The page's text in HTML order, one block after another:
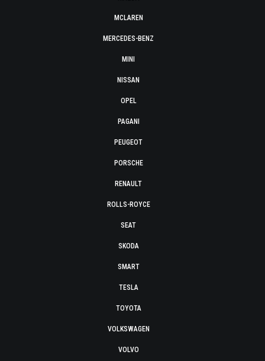
MCLAREN
MERCEDES-BENZ
MINI
NISSAN
OPEL
PAGANI
PEUGEOT
PORSCHE
RENAULT
ROLLS-ROYCE
SEAT
SKODA
SMART
TESLA
TOYOTA
VOLKSWAGEN
VOLVO